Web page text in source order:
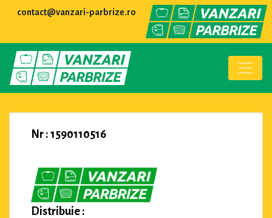
contact@vanzari-parbrize.ro
Nr : 1590110516
Distribuie :